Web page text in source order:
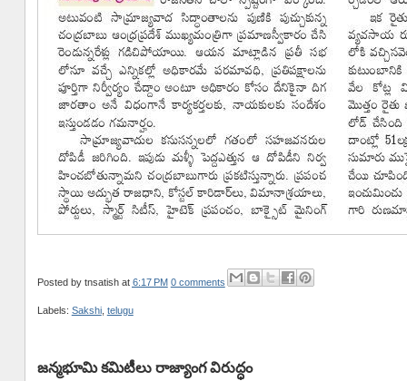
Posted by tnsatish at 6:17 PM 0 comments
Labels: Sakshi, telugu
జన్మభూమి కమిటీలు రాజ్యాంగ విరుద్ధం